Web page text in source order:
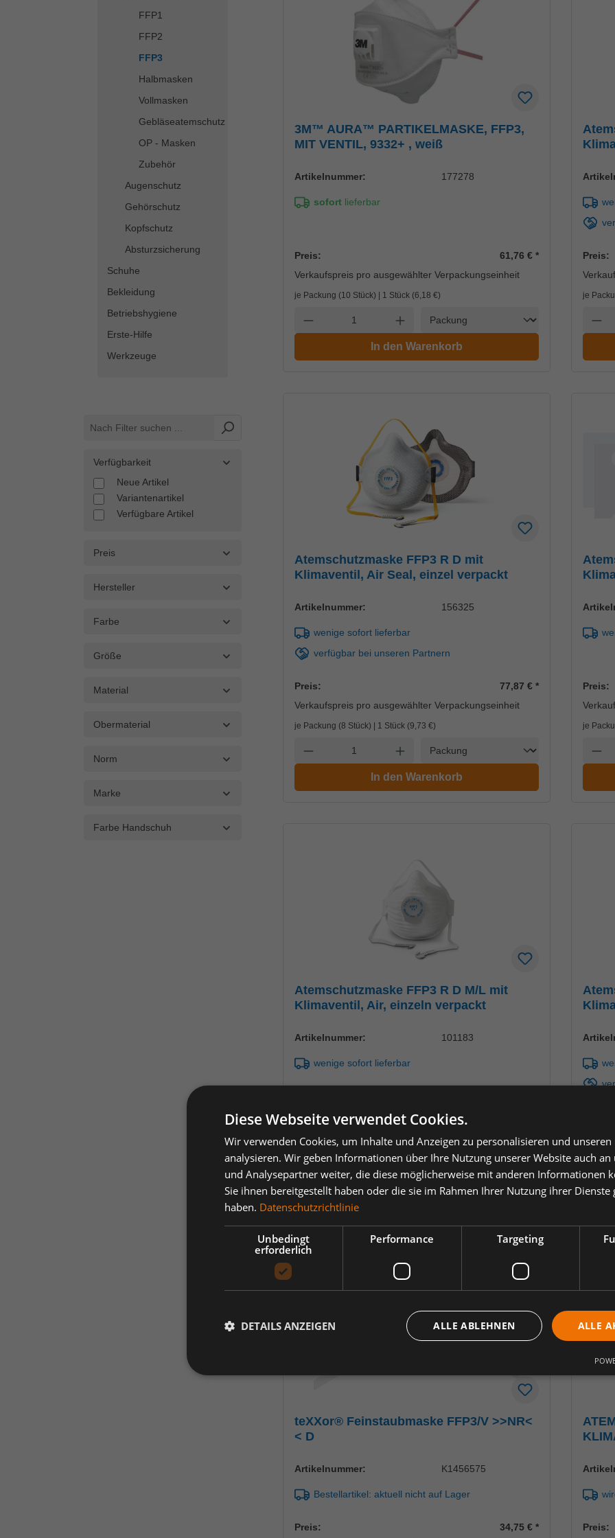
FFP1
FFP2
FFP3
Halbmasken
Vollmasken
Gebläseatemschutz
OP - Masken
Zubehör
Augenschutz
Gehörschutz
Kopfschutz
Absturzsicherung
Schuhe
Bekleidung
Betriebshygiene
Erste-Hilfe
Werkzeuge
Verfügbarkeit
Neue Artikel
Variantenartikel
Verfügbare Artikel
Preis
Hersteller
Farbe
Größe
Material
Obermaterial
Norm
Marke
Farbe Handschuh
3M™ AURA™ PARTIKELMASKE, FFP3,
MIT VENTIL, 9332+ , weiß
Artikelnummer: 177278
sofortlieferbar
Preis: 61,76 €*
Verkaufspreis pro ausgewählter Verpackungseinheit
je Packung (10 Stück) | 1 Stück (6,18 €)
Anzahl verringern Anzahl erhöhen
In den Warenkorb
Preis:
je
Atemschutzmaske FFP3 R D mit
Klimaventil, Air Seal, einzel verpackt
Artikelnummer: 156325
wenige sofort lieferbar
verfügbar bei unseren Partnern
Preis: 77,87 €*
Verkaufspreis pro ausgewählter Verpackungseinheit
je Packung (8 Stück) | 1 Stück (9,73 €)
Anzahl verringern Anzahl erhöhen
In den Warenkorb
Preis:
je
Atemschutzmaske FFP3 R D M/L mit
Klimaventil, Air, einzeln verpackt
Artikelnummer: 101183
wenige sofort lieferbar
Preis:
Verkaufspreis pro ausgewählter Verpackungseinheit
je Packung (10 Stück) | 1 Stück (9,31 €)
Anzahl verringern Anzahl erhöhen
Einheit
je
teXXor® Feinstaubmaske FFP3/V >>NR<
< D
Artikelnummer: K1456575
Bestellartikel: aktuell nicht auf Lager
Preis: 34,75 €*
Preis:
Diese Webseite verwendet Cookies.
Wir verwenden Cookies, um Inhalte und Anzeigen zu personalisieren und
analysieren. Wir geben Informationen über Ihre Nutzung unserer Website auch an
und Analysepartner weiter, die diese möglicherweise mit anderen Informationen
Sie ihnen bereitgestellt haben oder die sie im Rahmen Ihrer Nutzung ihrer Dienste
haben. Datenschutzrichtlinie
Unbedingt
erforderlich
Performance Targeting
ALLE
ALLE ABLEHNEN
DETAILS ANZEIGEN